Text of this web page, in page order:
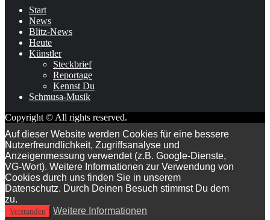
Start
News
Blitz-News
Heute
Künstler
Steckbrief
Reportage
Kennst Du
Schmusa-Musik
Copyright © All rights reserved.
Auf dieser Website werden Cookies für eine bessere
Nutzerfreundlichkeit, Zugriffsanalyse und
Anzeigenmessung verwendet (z.B. Google-Dienste,
VG-Wort). Weitere Informationen zur Verwendung von
Cookies durch uns finden Sie in unserem
Datenschutz. Durch Deinen Besuch stimmst Du dem
zu.
Verstanden Weitere Informationen